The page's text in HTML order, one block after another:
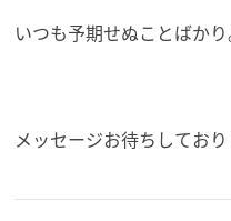
いつも予期せぬことばかり
メッセージお待ちしており